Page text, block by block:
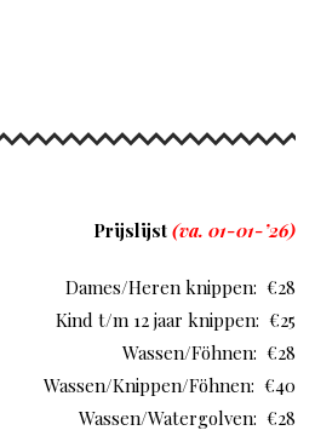
Prijslijst (va. 01-01-’26)
Dames/Heren knippen: €28
Kind t/m 12 jaar knippen: €25
Wassen/Föhnen: €28
Wassen/Knippen/Föhnen: €40
Wassen/Watergolven: €28